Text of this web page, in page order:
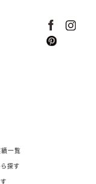
一覧
探す